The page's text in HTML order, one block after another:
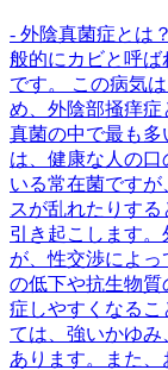
- 外陰真菌症とは
般的にカビと呼
です。 この病気
め、外陰部掻痒症
真菌の中で最も
は、健康な人の
いる常在菌です
スが乱れたりす
引き起こします
が、性交渉によ
の低下や抗生物
症しやすくなるこ
ては、強いかゆ
あります。また